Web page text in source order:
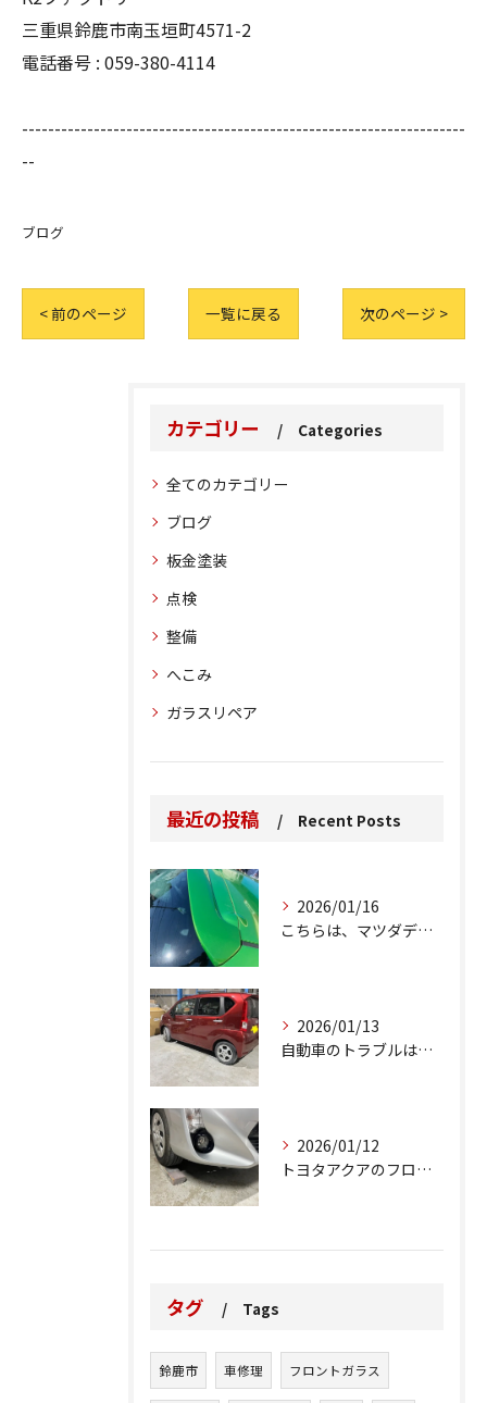
三重県鈴鹿市南玉垣町4571-2
電話番号 : 059-380-4114
--------------------------------------------------------------------
--
ブログ
< 前のページ 一覧に戻る 次のページ >
カテゴリー Categories
全てのカテゴリー
ブログ
板金塗装
点検
整備
へこみ
ガラスリペア
最近の投稿 Recent Posts
2026/01/16
こちらは、マツダデミオのゲートのルーフスポイラーで、経年劣化...
2026/01/13
自動車のトラブルは、日常生活において避けられない出来事の一つ...
2026/01/12
トヨタアクアのフロントバンパーの右下側を縁石にぶつけてできた...
タグ Tags
鈴鹿市 車修理 フロントガラス